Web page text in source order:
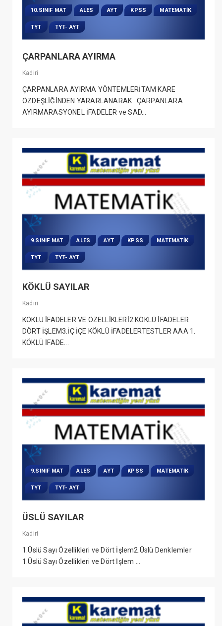
10.SINIF MAT ALES AYT KPSS MATEMATIK
TYT TYT- AYT
ÇARPANLARA AYIRMA
Kadiri
ÇARPANLARA AYIRMA YÖNTEMLERİTAM KARE
ÖZDEŞLİĞİNDEN YARARLANARAK ÇARPANLARA
AYIRMARASYONEL İFADELER ve SAD...
9.SINIF MAT ALES AYT KPSS MATEMATIK
TYT TYT- AYT
KÖKLÜ SAYILAR
Kadiri
KÖKLÜ İFADELER VE ÖZELLİKLERİ2.KÖKLÜ İFADELER
DÖRT İŞLEM3.İÇ İÇE KÖKLÜ İFADELERTESTLER AAA 1.
KÖKLÜ İFADE...
9.SINIF MAT ALES AYT KPSS MATEMATIK
TYT TYT- AYT
ÜSLÜ SAYILAR
Kadiri
1.Üslü Sayı Özellikleri ve Dört İşlem2.Üslü Denklemler
1.Üslü Sayı Özellikleri ve Dört İşlem ...